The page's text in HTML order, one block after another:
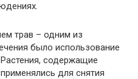
трав – одним из
было использование
содержащие
для снятия